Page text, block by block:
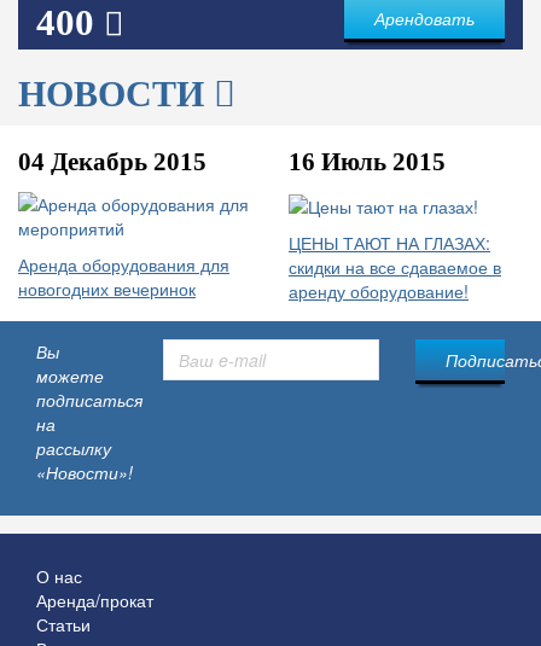
400 Арендовать
НОВОСТИ
04 Декабрь 2015
Аренда оборудования для
новогодних вечеринок
16 Июль 2015
ЦЕНЫ ТАЮТ НА ГЛАЗАХ:
скидки на все сдаваемое в
аренду оборудование!
Вы
можете
подписаться
на
рассылку
«Новости»!
О нас
Аренда/прокат
Статьи